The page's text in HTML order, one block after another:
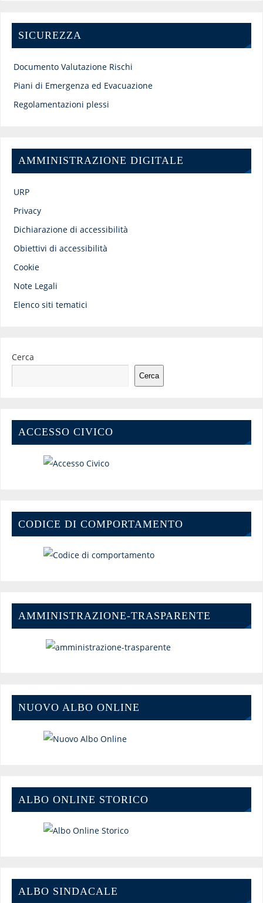
SICUREZZA
Documento Valutazione Rischi
Piani di Emergenza ed Evacuazione
Regolamentazioni plessi
AMMINISTRAZIONE DIGITALE
URP
Privacy
Dichiarazione di accessibilità
Obiettivi di accessibilità
Cookie
Note Legali
Elenco siti tematici
Cerca
Cerca
ACCESSO CIVICO
CODICE DI COMPORTAMENTO
AMMINISTRAZIONE-TRASPARENTE
NUOVO ALBO ONLINE
ALBO ONLINE STORICO
ALBO SINDACALE